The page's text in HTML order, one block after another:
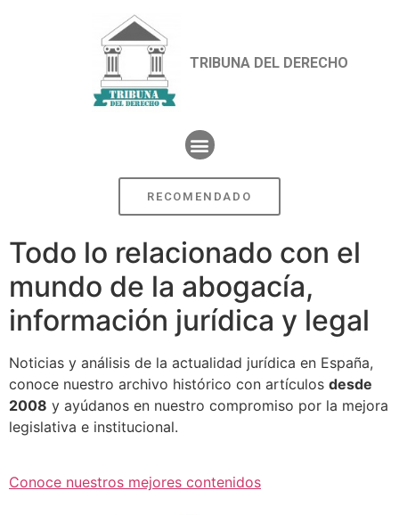
TRIBUNA DEL DERECHO
RECOMENDADO
Todo lo relacionado con el
mundo de la abogacía,
información jurídica y legal
Noticias y análisis de la actualidad jurídica en España,
conoce nuestro archivo histórico con artículos desde
2008 y ayúdanos en nuestro compromiso por la mejora
legislativa e institucional.
Conoce nuestros mejores contenidos